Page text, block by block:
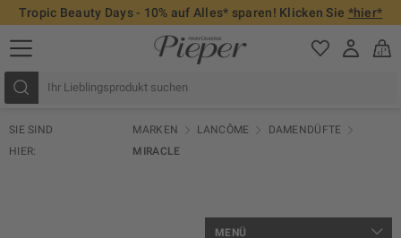
Tropic Beauty Days - 10% auf Alles* sparen! Klicken Sie *hier*
SIE SIND
HIER:
MARKEN LANCÔME
DAMENDÜFTE
MIRACLE
MENÜ